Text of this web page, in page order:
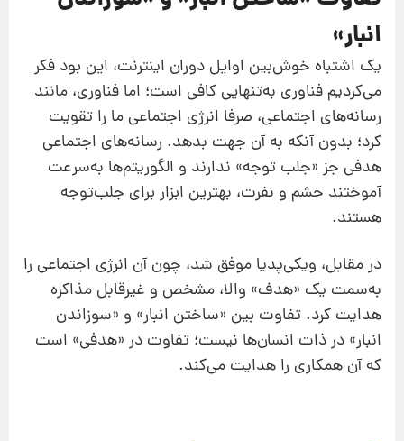
انبار»
یک اشتباه خوش‌بین اوایل دوران اینترنت، این بود فکر
می‌کردیم فناوری به‌تنهایی کافی است؛ اما فناوری، مانند
رسانه‌های اجتماعی، صرفا انرژی اجتماعی ما را تقویت
کرد؛ بدون آنکه به آن جهت بدهد. رسانه‌های اجتماعی
هدفی جز «جلب توجه» ندارند و الگوریتم‌ها به‌سرعت
آموختند خشم و نفرت، بهترین ابزار برای جلب‌توجه
هستند.
در مقابل، ویکی‌پدیا موفق شد، چون آن انرژی اجتماعی را
به‌سمت یک «هدف» والا، مشخص و غیرقابل مذاکره
هدایت کرد. تفاوت بین «ساختن انبار» و «سوزاندن
انبار» در ذات انسان‌ها نیست؛ تفاوت در «هدفی» است
که آن همکاری را هدایت می‌کند.